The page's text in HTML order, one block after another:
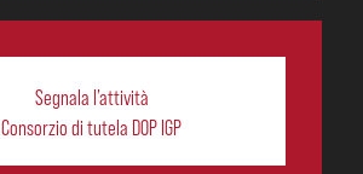
Segnala l’attività
Consorzio di tutela DOP IGP